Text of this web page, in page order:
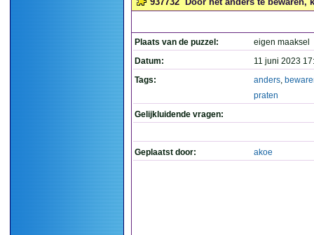
Plaats van de puzzel:
eigen maaksel
Datum:
11 juni 2023
Tags:
anders,
praten
Gelijkluidende vragen:
Geplaatst door: akoe